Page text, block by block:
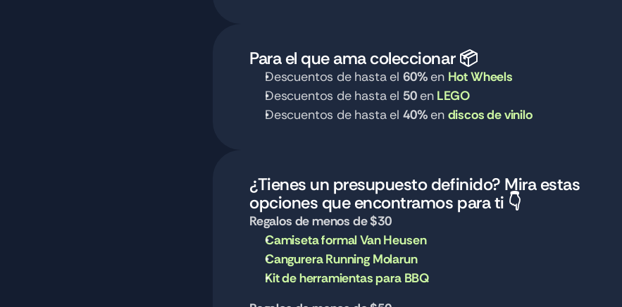
Para el que ama coleccionar 📦
Descuentos de hasta el 60% en Hot Wheels
Descuentos de hasta el 50 en LEGO
Descuentos de hasta el 40% en discos de vinilo
¿Tienes un presupuesto definido? Mira estas
opciones que encontramos para ti 👇
Regalos de menos de $30
Camiseta formal Van Heusen
Cangurera Running Molarun
Kit de herramientas para BBQ